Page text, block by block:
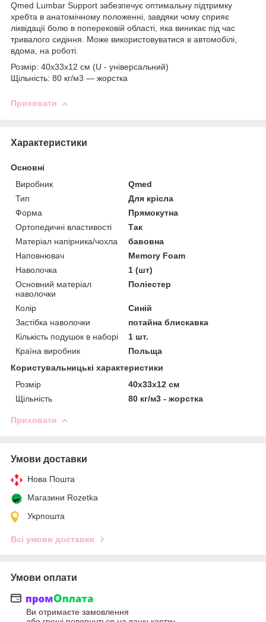
Qmed Lumbar Support забезпечує оптимальну підтримку
хребта в анатомічному положенні, завдяки чому сприяє
ліквідації болю в поперековій області, яка виникає під час
тривалого сидіння. Може використовуватися в автомобілі,
вдома, на роботі.
Розмір: 40x33x12 см (U - універсальний)
Щільність: 80 кг/м3 ― жорстка
Приховати
Характеристики
Основні
Виробник
Qmed
Тип
Для крісла
Форма
Прямокутна
Ортопедичні властивості
Так
Матеріал напірника/чохла
бавовна
Наповнювач
Memory Foam
Наволочка
1 (шт)
Основний матеріал
наволочки
Поліестер
Колір
Синій
Застібка наволочки
потайна блискавка
Кількість подушок в наборі
1 шт.
Країна виробник
Польща
Користувальницькі характеристики
Розмір
40x33x12 см
Щільність
80 кг/м3 - жорстка
Приховати
Умови доставки
Нова Пошта
Магазини Rozetka
Укрпошта
Всі умови доставки
Умови оплати
Ви отримаєте замовлення